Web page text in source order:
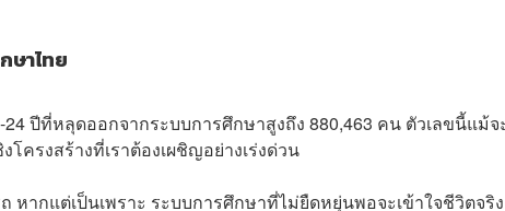
ษาไทย
24 ปีที่หลุดออกจากระบบการศึกษาสูงถึง 880,463 คน ตัวเลขนี้แม้
ครงสร้างที่เราต้องเผชิญอย่างเร่งด่วน
หากแต่เป็นเพราะ ระบบการศึกษาที่ไม่ยืดหยุ่นพอจะเข้าใจชีวิตจริง